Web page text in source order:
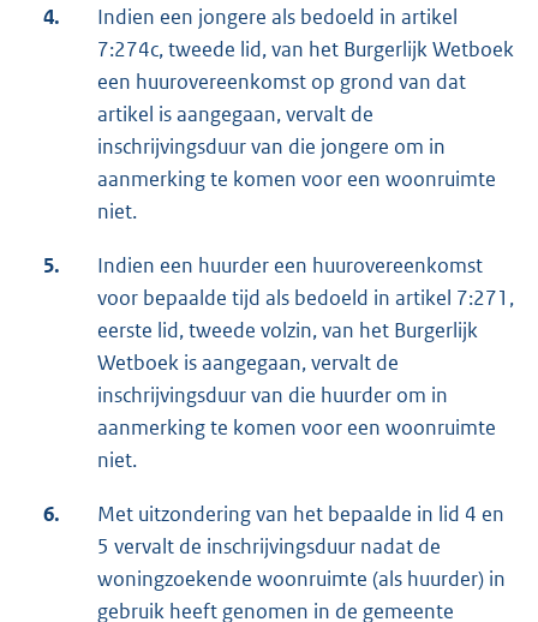
4.
Indien een jongere als bedoeld in artikel
7:274c, tweede lid, van het Burgerlijk Wetboek
een huurovereenkomst op grond van dat
artikel is aangegaan, vervalt de
inschrijvingsduur van die jongere om in
aanmerking te komen voor een woonruimte
niet.
5.
Indien een huurder een huurovereenkomst
voor bepaalde tijd als bedoeld in artikel 7:271,
eerste lid, tweede volzin, van het Burgerlijk
Wetboek is aangegaan, vervalt de
inschrijvingsduur van die huurder om in
aanmerking te komen voor een woonruimte
niet.
6.
Met uitzondering van het bepaalde in lid 4 en
5 vervalt de inschrijvingsduur nadat de
woningzoekende woonruimte (als huurder) in
gebruik heeft genomen in de gemeente